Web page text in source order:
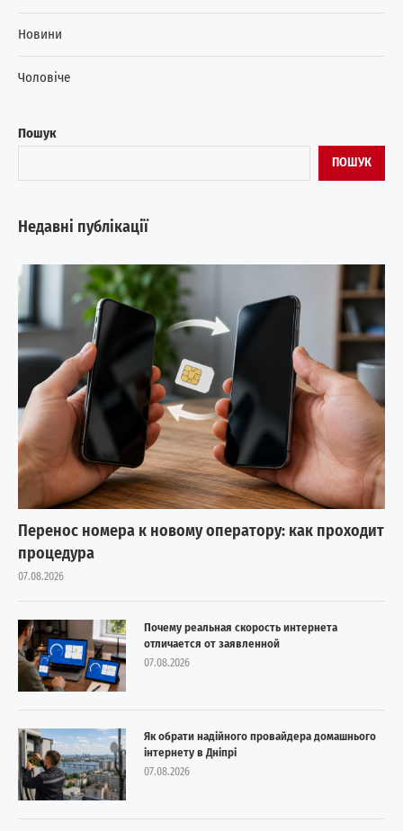
Пошук
ПОШУК
Недавні публікації
Перенос номера к новому оператору: как проходит
процедура
07.08.2026
Почему реальная скорость интернета
отличается от заявленной
07.08.2026
Як обрати надійного провайдера домашнього
інтернету в Дніпрі
07.08.2026
Новини
Чоловіче